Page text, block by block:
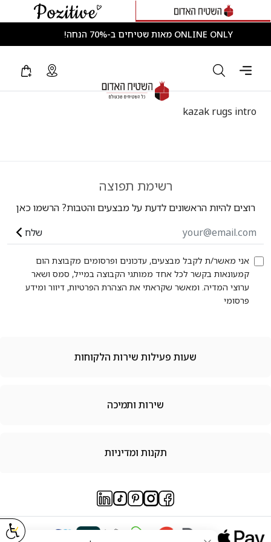
ONLINE ONLY מאות שטיחים ב-70% הנחה!
kazak rugs intro
רשימת תפוצה
רוצים להיות הראשונים לדעת על מבצעים והטבות? הרשמו כאן
שלח
אני מאשר/ת לקבל מבצעים, עדכונים ופרסומים מקבוצת הום
קמעונאות בקשר לכל אחד ממותגי הקבוצה במייל, סמס ושאר
ערוצי המדיה. ומאשר שקראתי את הצהרת הפרטיות, דיוור ומידע
פרסומי
שעות פעילות שירות הלקוחות
שירות ותמיכה
תקנות ומדיניות